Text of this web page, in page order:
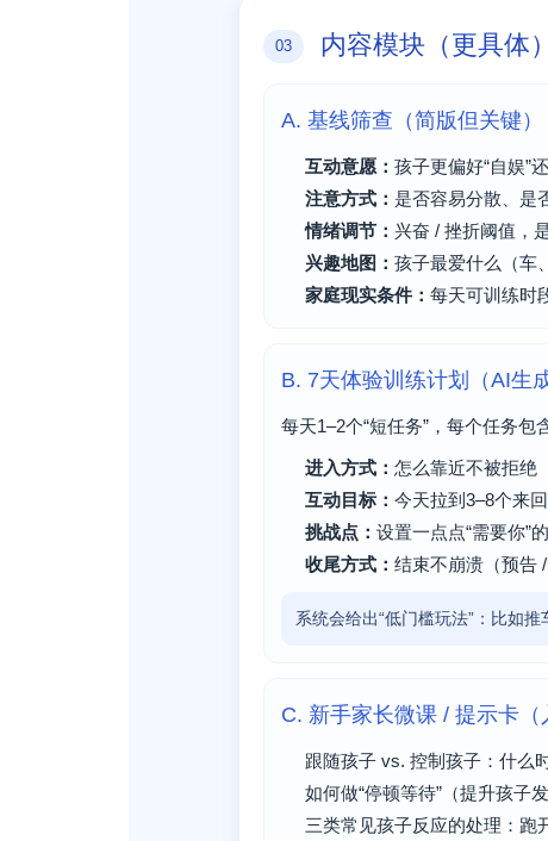
03 内容模块（更具体）
A. 基线筛查（简版但关键）
互动意愿： 孩子更偏好“自娱”
注意方式： 是否容易分散、是
情绪调节： 兴奋 / 挫折阈值，
兴趣地图： 孩子最爱什么（车
家庭现实条件： 每天可训练时
B. 7天体验训练计划（AI生成
每天1–2个“短任务”，每个任务包
进入方式： 怎么靠近不被拒绝
互动目标： 今天拉到3–8个来
挑战点： 设置一点点“需要你”
收尾方式： 结束不崩溃（预告
系统会给出“低门槛玩法”：比如
C. 新手家长微课 / 提示卡（
跟随孩子 vs. 控制孩子：什么
如何做“停顿等待”（提升孩子
三类常见孩子反应的处理：跑